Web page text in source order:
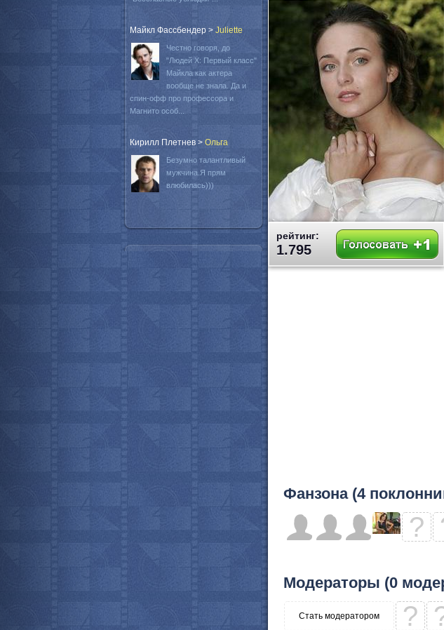
рейтинг:
1.795
Фанзона (4
?
Модераторы (0
Стать модератором ?
Майкл Фассбендер > Juliette
Честно говоря, до
"Людей Х: Первый класс"
Майкла как актера
вообще не знала. Да и
спин-офф про профессора и
Магнито особ...
Кирилл Плетнев > Oльга
Безумно талантливый
мужчина.Я прям
влюбилась)))